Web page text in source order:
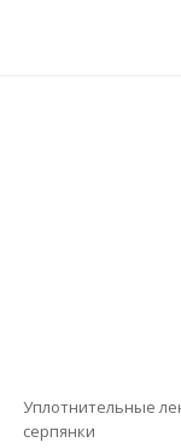
Уплотнительные
серпянки